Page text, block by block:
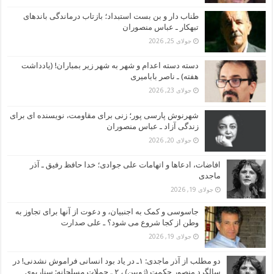
طناب دار و بن بست استبداد؛ بازتاب درماندگی باندهای
تبهکار ـ عباس منصوران
جولای 25, 2026
دسته دسته اعدام و شهر به شهر زیر بمباران! (یادداشت
هفته) ـ ناصر بابامیری
جولای 23, 2026
شهرنوش پارسی پور؛ زنی برای مقاومت، نویسنده ای برای
زندگی آزاد ـ عباس منصوران
جولای 20, 2026
افاضات، ادعاها و اتهامات علی جوادی؛ خدا حافظ رفیق ـ آذر
ماجدی
جولای 19, 2026
جاسوسی و کمک به اجنبیان، و دعوت از آنها برای تجاوز به
وطن از کجا شروع می شود؟ ـ علی صدارت
جولای 19, 2026
دو مطلب از آذر ماجدی: ۱ـ در یاد بود انسانی فراموش نشدنی! در
سالگرد منصور حکمت (ژوبین) ، ۲ ـ حملات مسلحانه: سناریوی